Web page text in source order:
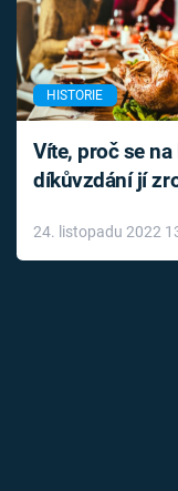
HISTORIE
Víte, proč se na
díkůvzdání jí
24. listopadu 2022